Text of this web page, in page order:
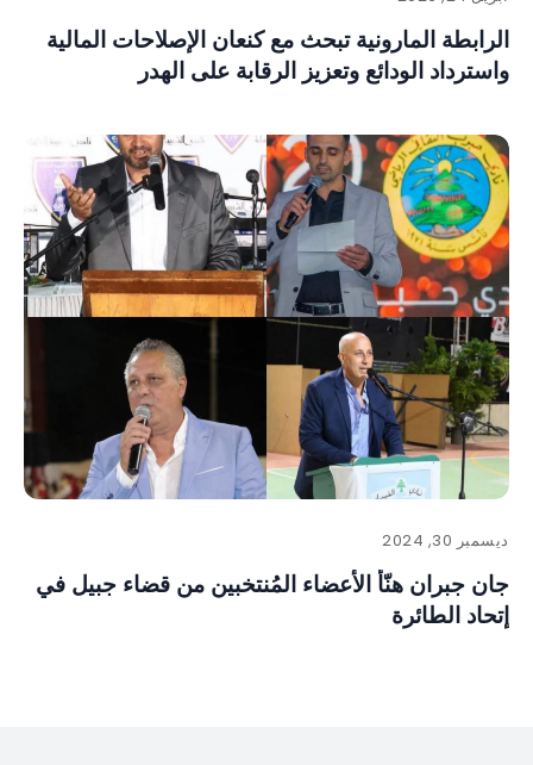
الرابطة المارونية تبحث مع كنعان الإصلاحات المالية
واسترداد الودائع وتعزيز الرقابة على الهدر
ديسمبر 30, 2024
جان جبران هنّأ الأعضاء المُنتخبين من قضاء جبيل في
إتحاد الطائرة